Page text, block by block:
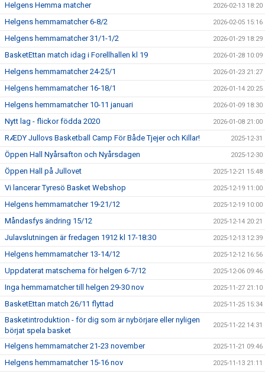
Helgens Hemma matcher 2026-02-13 18:20
Helgens hemmamatcher 6-8/2 2026-02-05 15:16
Helgens hemmamatcher 31/1-1/2 2026-01-29 18:29
BasketEttan match idag i Forellhallen kl 19 2026-01-28 10:09
Helgens hemmamatcher 24-25/1 2026-01-23 21:27
Helgens hemmamatcher 16-18/1 2026-01-14 20:25
Helgens hemmamatcher 10-11 januari 2026-01-09 18:30
Nytt lag - flickor födda 2020 2026-01-08 21:00
RÆDY Jullovs Basketball Camp För Både Tjejer och Killar! 2025-12-31
Öppen Hall Nyårsafton och Nyårsdagen 2025-12-30
Öppen Hall på Jullovet 2025-12-21 15:48
Vi lancerar Tyresö Basket Webshop 2025-12-19 11:00
Helgens hemmamatcher 19-21/12 2025-12-19 10:00
Måndasfys ändring 15/12 2025-12-14 20:21
Julavslutningen är fredagen 1912 kl 17-18:30 2025-12-13 12:39
Helgens hemmamatcher 13-14/12 2025-12-12 16:56
Uppdaterat matschema för helgen 6-7/12 2025-12-06 09:46
Inga hemmamatcher till helgen 29-30 nov 2025-11-27 21:10
BasketEttan match 26/11 flyttad 2025-11-25 15:34
Basketintroduktion - för dig som är nybörjare eller nyligen
börjat spela basket
2025-11-22 14:31
Helgens hemmamatcher 21-23 november 2025-11-21 09:46
Helgens hemmamatcher 15-16 nov 2025-11-13 21:11